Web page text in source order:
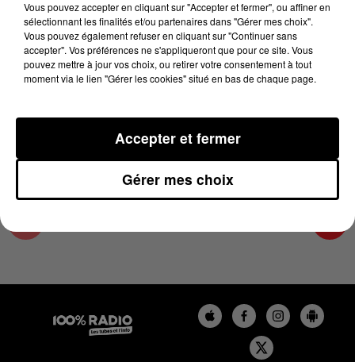
25 mars 2025 - 4 min 14 sec
LES INFOS DE L'ARIEGE DU 25/03/2025 À
09H00
Podcasts infos de l'Ariège
Vous pouvez accepter en cliquant sur "Accepter et fermer", ou affiner en
sélectionnant les finalités et/ou partenaires dans "Gérer mes choix".
Vous pouvez également refuser en cliquant sur "Continuer sans
accepter". Vos préférences ne s'appliqueront que pour ce site. Vous
pouvez mettre à jour vos choix, ou retirer votre consentement à tout
moment via le lien "Gérer les cookies" situé en bas de chaque page.
Gérer mes choix
Accepter et fermer